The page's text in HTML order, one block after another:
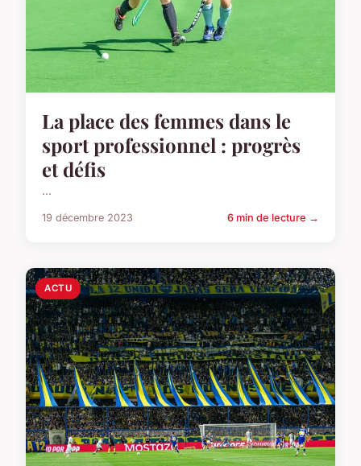
La place des femmes dans le
sport professionnel : progrès
et défis
...
19 décembre 2023 6 min de lecture →
ACTU